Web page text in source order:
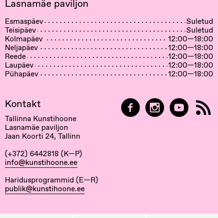
Lasnamäe paviljon
Esmaspäev
Suletud
Teisipäev
Suletud
Kolmapäev
12:00—18:00
Neljapäev
12:00—18:00
Reede
12:00—18:00
Laupäev
12:00—18:00
Pühapäev
12:00—18:00
Kontakt
Tallinna Kunstihoone
Lasnamäe paviljon
Jaan Koorti 24, Tallinn
(+372) 6442818 (K—P)
info@kunstihoone.ee
Haridusprogrammid (E—R)
publik@kunstihoone.ee